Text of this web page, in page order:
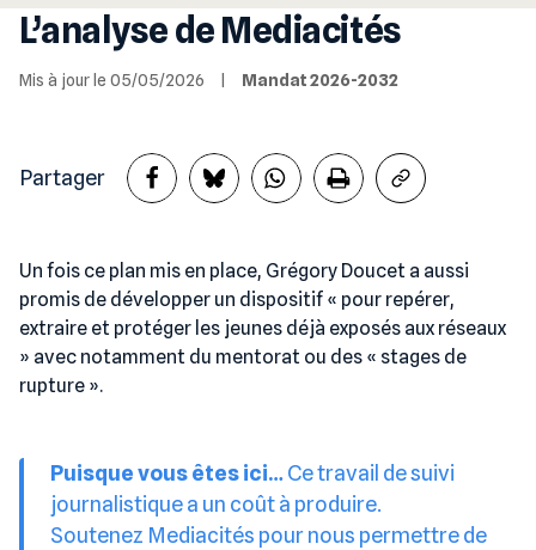
L’analyse de Mediacités
Mis à jour le 05/05/2026 Mandat 2026-2032
Partager
Un fois ce plan mis en place, Grégory Doucet a aussi
promis de développer un dispositif « pour repérer,
extraire et protéger les jeunes déjà exposés aux réseaux
» avec notamment du mentorat ou des « stages de
rupture ».
Puisque vous êtes ici…Ce travail de suivi
journalistique a un coût à produire.
Soutenez Mediacités pour nous permettre de